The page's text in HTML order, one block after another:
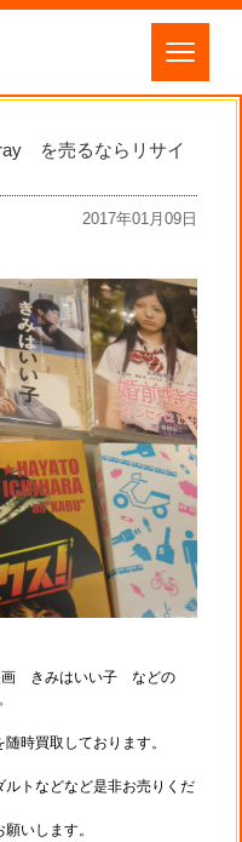
を売るならリサイ
2017年01月09日
画 きみはいい子 などの
時買取しております。
トなどなど是非お売りくだ
いします。